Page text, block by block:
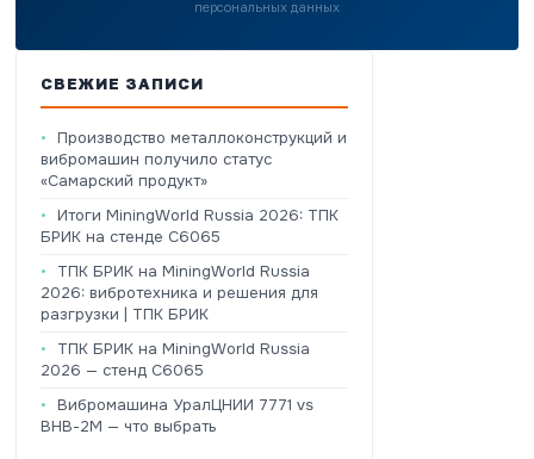
персональных данных
СВЕЖИЕ ЗАПИСИ
Производство металлоконструкций и
вибромашин получило статус
«Самарский продукт»
Итоги MiningWorld Russia 2026: ТПК
БРИК на стенде C6065
ТПК БРИК на MiningWorld Russia
2026: вибротехника и решения для
разгрузки | ТПК БРИК
ТПК БРИК на MiningWorld Russia
2026 — стенд C6065
Вибромашина УралЦНИИ 7771 vs
ВНВ-2М — что выбрать